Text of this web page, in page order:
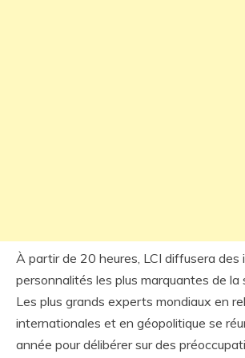
À partir de 20 heures, LCI diffusera
personnalités les plus marquantes de la
Les plus grands experts mondiaux en
internationales et en géopolitique se
année pour délibérer sur des